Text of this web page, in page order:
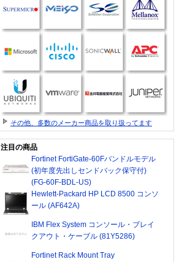
その他、多数のメーカー商品を取り扱ってます
注目の商品
Fortinet FortiGate-60Fバンドルモデル
(初年度先出しセンドバック保守付)
(FG-60F-BDL-US)
Hewlett-Packard HP LCD 8500 コンソ
ール (AF642A)
IBM Flex System コンソール・ブレイ
クアウト・ケーブル (81Y5286)
Fortinet Rack Mount Tray